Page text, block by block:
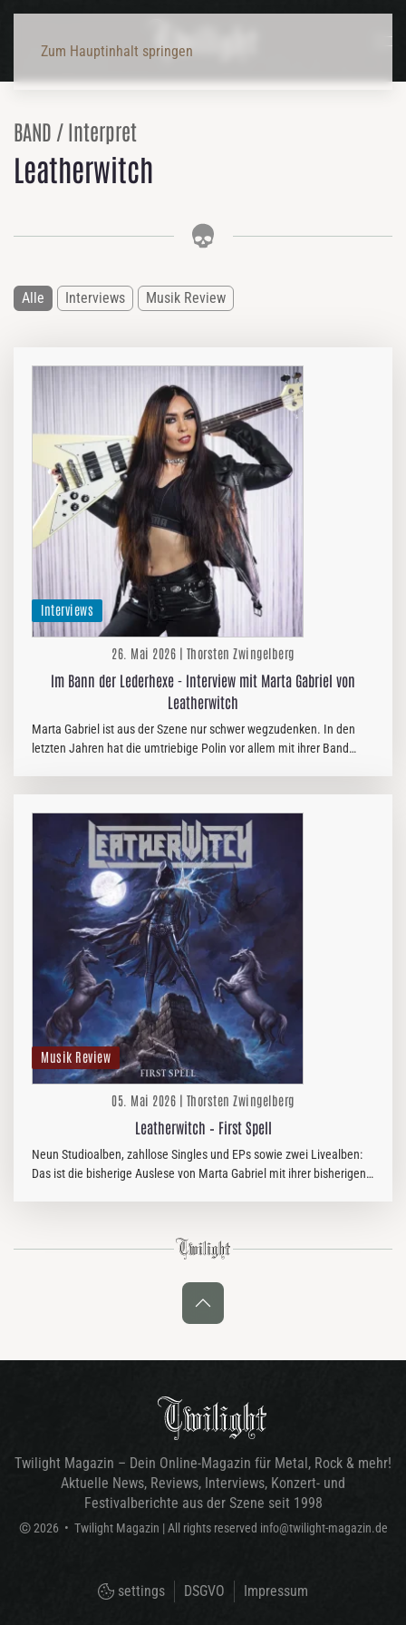
Zum Hauptinhalt springen
BAND / Interpret
Leatherwitch
Alle Interviews Musik Review
Interviews
26. Mai 2026 | Thorsten Zwingelberg
Im Bann der Lederhexe - Interview mit Marta Gabriel von
Leatherwitch
Marta Gabriel ist aus der Szene nur schwer wegzudenken. In den
letzten Jahren hat die umtriebige Polin vor allem mit ihrer Band
Musik Review
05. Mai 2026 | Thorsten Zwingelberg
Leatherwitch – First Spell
Neun Studioalben, zahllose Singles und EPs sowie zwei Livealben:
Das ist die bisherige Auslese von Marta Gabriel mit ihrer bisherigen
Twilight Magazin – Dein Online-Magazin für Metal, Rock & mehr!
Aktuelle News, Reviews, Interviews, Konzert- und
Festivalberichte aus der Szene seit 1998
© 2026 • Twilight Magazin | All rights reserved info@twilight-magazin.de
settings DSGVO Impressum